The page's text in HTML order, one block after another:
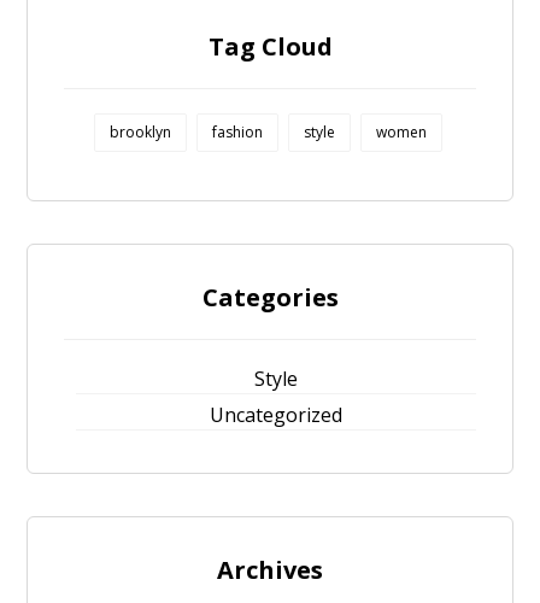
Tag Cloud
brooklyn fashion style women
Categories
Style
Uncategorized
Archives